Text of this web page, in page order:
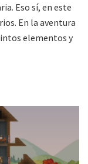
Eso sí, en este
En la aventura
elementos y